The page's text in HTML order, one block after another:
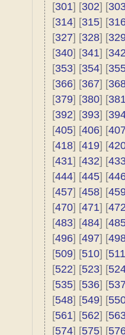
[301] [302] [
[314] [315] [
[327] [328] [
[340] [341] [
[353] [354] [
[366] [367] [
[379] [380] [
[392] [393] [
[405] [406] [
[418] [419] [
[431] [432] [
[444] [445] [
[457] [458] [
[470] [471] [
[483] [484] [
[496] [497] [
[509] [510] [511
[522] [523] [
[535] [536] [
[548] [549] [
[561] [562] [
[574] [575] [